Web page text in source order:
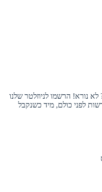
נורא! הרשמו לניוזלטר שלנו
לפני כולם, מיד כשנקבל